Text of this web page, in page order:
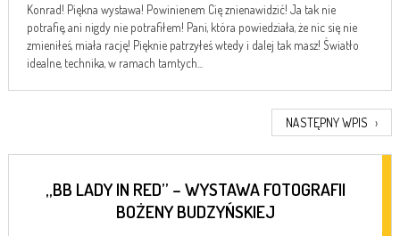
Konrad! Piękna wystawa! Powinienem Cię znienawidzić! Ja tak nie
potrafię, ani nigdy nie potrafiłem! Pani, która powiedziała, że nic się nie
zmieniłeś, miała rację! Pięknie patrzyłeś wtedy i dalej tak masz! Światło
idealne, technika, w ramach tamtych...
NASTĘPNY WPIS ›
„BB LADY IN RED” – WYSTAWA FOTOGRAFII
BOŻENY BUDZYŃSKIEJ